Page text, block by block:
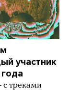
участник
с треками